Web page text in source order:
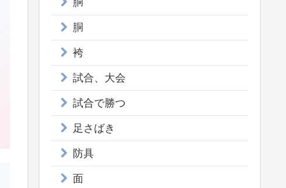
胴
胴
袴
試合、大会
試合で勝つ
足さばき
防具
面